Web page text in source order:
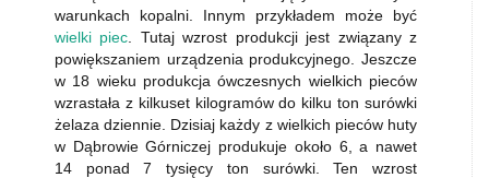
warunkach kopalni. Innym przykładem może być
wielki piec . Tutaj wzrost produkcji jest związany z
powiększaniem urządzenia produkcyjnego. Jeszcze
w 18 wieku produkcja ówczesnych wielkich pieców
wzrastała z kilkuset kilogramów do kilku ton surówki
żelaza dziennie. Dzisiaj każdy z wielkich pieców huty
w Dąbrowie Górniczej produkuje około 6, a nawet
14 ponad 7 tysięcy ton surówki. Ten wzrost